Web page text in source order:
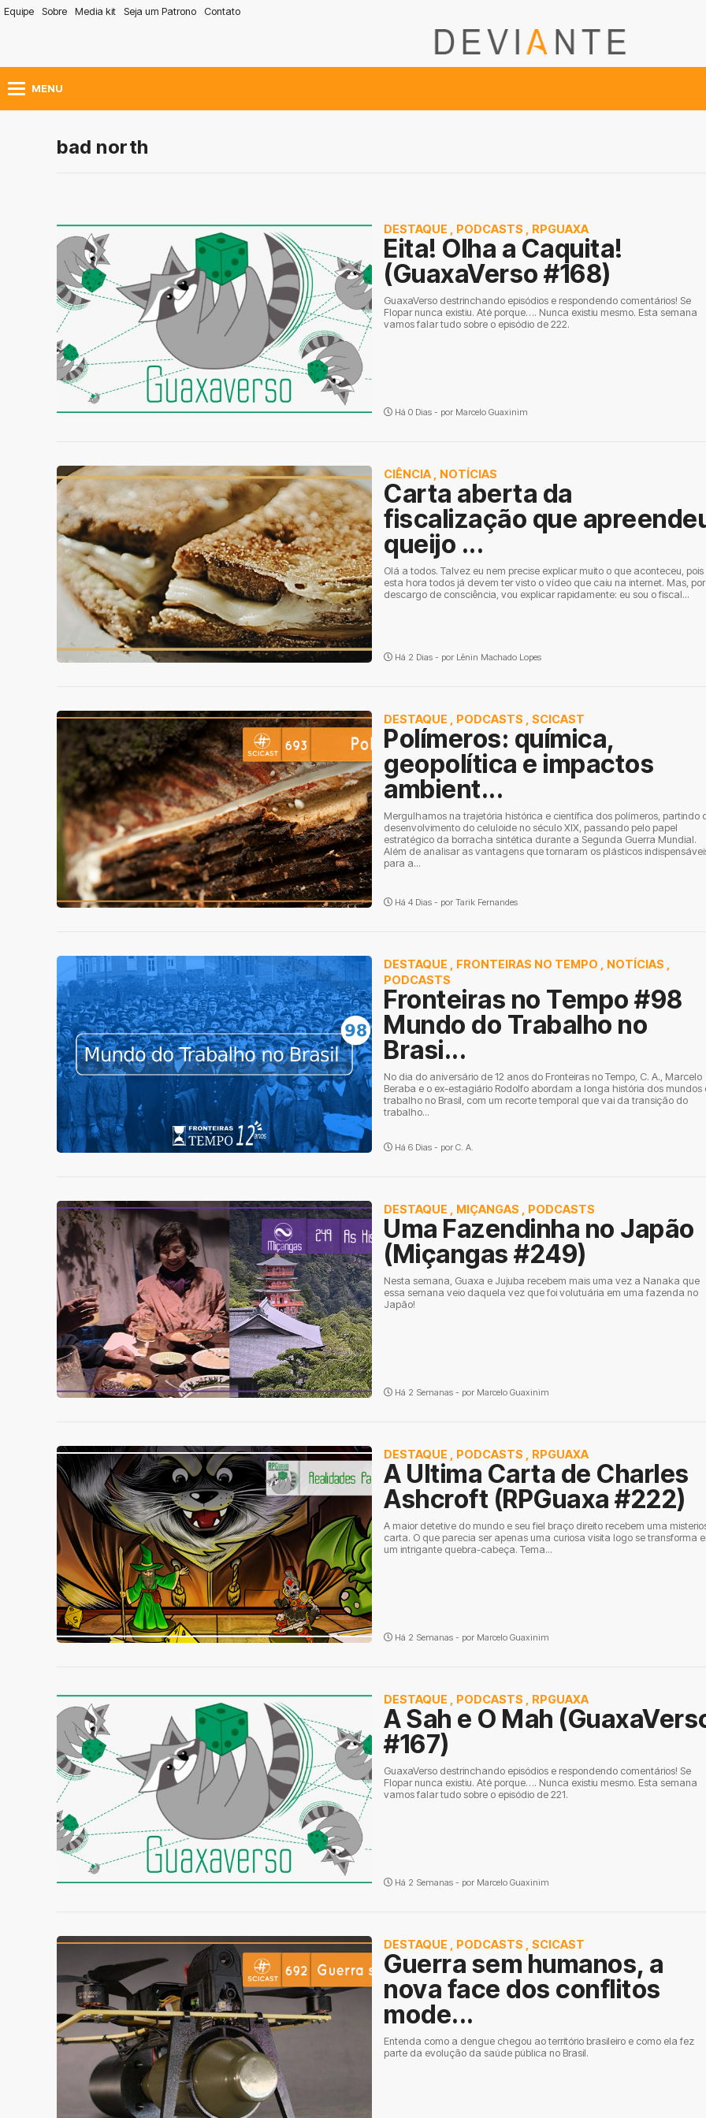
Equipe Sobre Media kit Seja um Patrono Contato
MENU
bad north
DESTAQUE PODCASTS RPGUAXA
Eita! Olha a Caquita!
(GuaxaVerso #168)
GuaxaVerso destrinchando episódios e respondendo comentários! Se
Flopar nunca existiu. Até porque…. Nunca existiu mesmo. Esta semana
vamos falar tudo sobre o episódio de 222.
Há 0 Dias - por Marcelo Guaxinim
CIÊNCIA NOTÍCIAS
Carta aberta da
fiscalização que
queijo ...
Olá a todos. Talvez eu nem precise explicar muito o que aconteceu, pois
esta hora todos já devem ter visto o vídeo que caiu na internet. Mas, por
descargo de consciência, vou explicar rapidamente: eu sou o fiscal...
Há 2 Dias - por Lênin Machado Lopes
DESTAQUE PODCASTS SCICAST
Polímeros: química,
geopolítica e impactos
ambient...
Mergulhamos na trajetória histórica e científica dos polímeros, partindo
desenvolvimento do celuloide no século XIX, passando pelo papel
estratégico da borracha sintética durante a Segunda Guerra Mundial.
Além de analisar as vantagens que tornaram os plásticos
para a...
Há 4 Dias - por Tarik Fernandes
DESTAQUE FRONTEIRAS NO TEMPO NOTÍCIAS
PODCASTS
Fronteiras no Tempo #98
Mundo do Trabalho no
Brasi...
No dia do aniversário de 12 anos do Fronteiras no Tempo, C. A., Marcelo
Beraba e o ex-estagiário Rodolfo abordam a longa história dos mundos
trabalho no Brasil, com um recorte temporal que vai da transição do
trabalho...
Há 6 Dias - por C. A.
DESTAQUE MIÇANGAS PODCASTS
Uma Fazendinha no Japão
(Miçangas #249)
Nesta semana, Guaxa e Jujuba recebem mais uma vez a Nanaka que
essa semana veio daquela vez que foi volutuária em uma fazenda no
Japão!
Há 2 Semanas - por Marcelo Guaxinim
DESTAQUE PODCASTS RPGUAXA
A Ultima Carta de Charles
Ashcroft (RPGuaxa #222)
A maior detetive do mundo e seu fiel braço direito recebem uma
carta. O que parecia ser apenas uma curiosa visita logo se transforma
um intrigante quebra-cabeça. Tema...
Há 2 Semanas - por Marcelo Guaxinim
DESTAQUE PODCASTS RPGUAXA
A Sah e O Mah
#167)
GuaxaVerso destrinchando episódios e respondendo comentários! Se
Flopar nunca existiu. Até porque…. Nunca existiu mesmo. Esta semana
vamos falar tudo sobre o episódio de 221.
Há 2 Semanas - por Marcelo Guaxinim
DESTAQUE PODCASTS SCICAST
Guerra sem humanos, a
nova face dos conflitos
mode...
Entenda como a dengue chegou ao território brasileiro e como ela fez
parte da evolução da saúde pública no Brasil.